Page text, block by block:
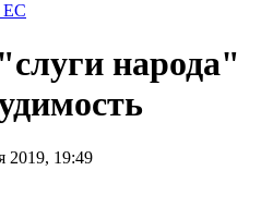
ЕС
народа"
2019, 19:49